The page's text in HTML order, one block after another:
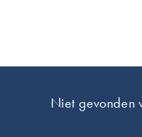
Niet gevonden